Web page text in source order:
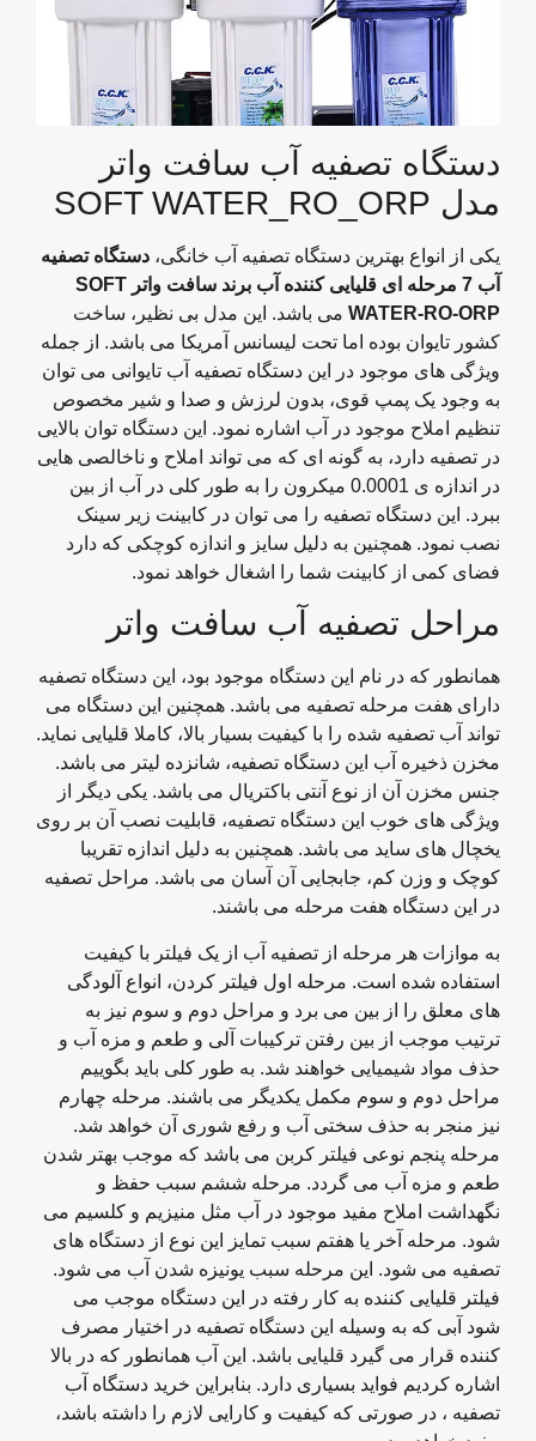
دستگاه تصفیه آب سافت واتر
مدل SOFT WATER_RO_ORP
یکی از انواع بهترین دستگاه تصفیه آب خانگی، دستگاه تصفیه
آب 7 مرحله ای قلیایی کننده آب برند سافت واتر
SOFT
WATER-RO-ORPمی باشد. این مدل بی نظیر، ساخت
کشور تایوان بوده اما تحت لیسانس آمریکا می باشد. از جمله
ویژگی های موجود در این دستگاه تصفیه آب تایوانی می توان
به وجود یک پمپ قوی، بدون لرزش و صدا و شیر مخصوص
تنظیم املاح موجود در آب اشاره نمود. این دستگاه توان بالایی
در تصفیه دارد، به گونه ای که می تواند املاح و ناخالصی هایی
در اندازه ی 0.0001 میکرون را به طور کلی در آب از بین
ببرد. این دستگاه تصفیه را می توان در کابینت زیر سینک
نصب نمود. همچنین به دلیل سایز و اندازه کوچکی که دارد
فضای کمی از کابینت شما را اشغال خواهد نمود.
مراحل تصفیه آب سافت واتر
همانطور که در نام این دستگاه موجود بود، این دستگاه تصفیه
دارای هفت مرحله تصفیه می باشد. همچنین این دستگاه می
تواند آب تصفیه شده را با کیفیت بسیار بالا، کاملا قلیایی نماید.
مخزن ذخیره آب این دستگاه تصفیه، شانزده لیتر می باشد.
جنس مخزن آن از نوع آنتی باکتریال می باشد. یکی دیگر از
ویژگی های خوب این دستگاه تصفیه، قابلیت نصب آن بر روی
یخچال های ساید می باشد. همچنین به دلیل اندازه تقریبا
کوچک و وزن کم، جابجایی آن آسان می باشد. مراحل تصفیه
در این دستگاه هفت مرحله می باشند.
به موازات هر مرحله از تصفیه آب از یک فیلتر با کیفیت
استفاده شده است. مرحله اول فیلتر کردن، انواع آلودگی
های معلق را از بین می برد و مراحل دوم و سوم نیز به
ترتیب موجب از بین رفتن ترکیبات آلی و طعم و مزه آب و
حذف مواد شیمیایی خواهند شد. به طور کلی باید بگوییم
مراحل دوم و سوم مکمل یکدیگر می باشند. مرحله چهارم
نیز منجر به حذف سختی آب و رفع شوری آن خواهد شد.
مرحله پنجم نوعی فیلتر کربن می باشد که موجب بهتر شدن
طعم و مزه آب می گردد. مرحله ششم سبب حفظ و
نگهداشت املاح مفید موجود در آب مثل منیزیم و کلسیم می
شود. مرحله آخر یا هفتم سبب تمایز این نوع از دستگاه های
تصفیه می شود. این مرحله سبب یونیزه شدن آب می شود.
فیلتر قلیایی کننده به کار رفته در این دستگاه موجب می
شود آبی که به وسیله این دستگاه تصفیه در اختیار مصرف
کننده قرار می گیرد قلیایی باشد. این آب همانطور که در بالا
اشاره کردیم فواید بسیاری دارد. بنابراین خرید دستگاه آب
تصفیه ، در صورتی که کیفیت و کارایی لازم را داشته باشد،